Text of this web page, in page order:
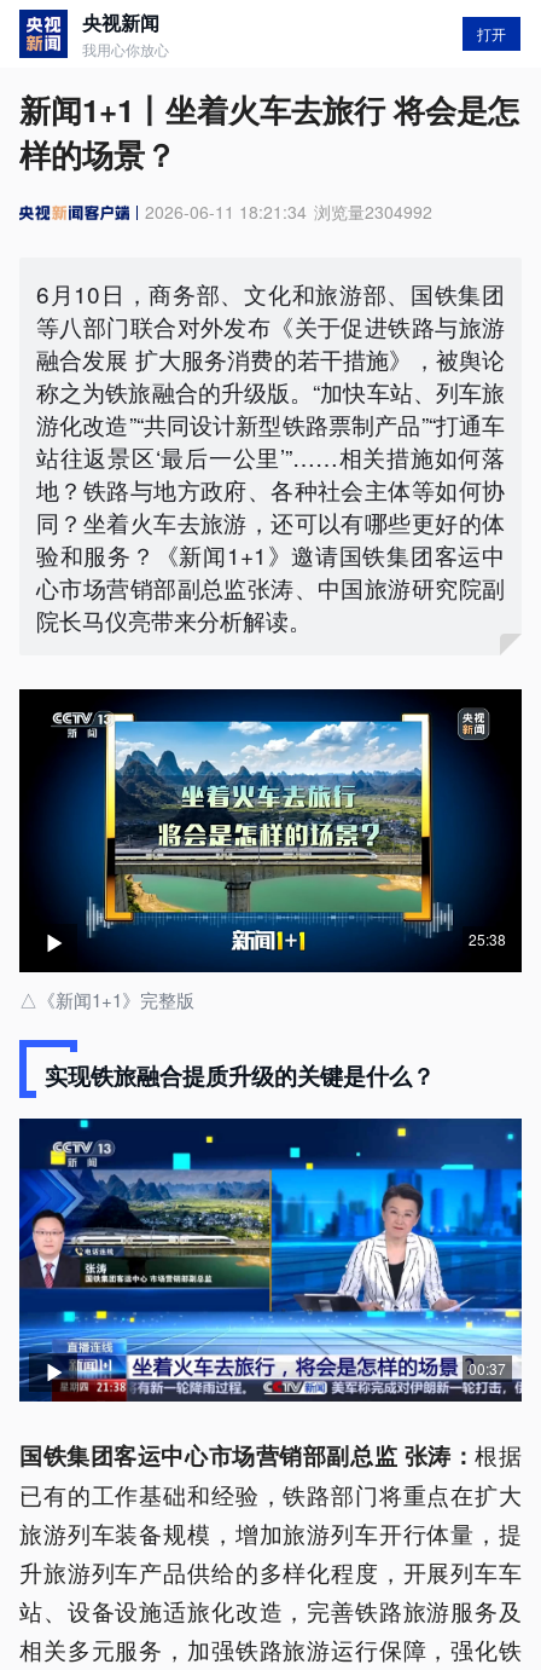
央视新闻
我用心你放心
打开
新闻1+1丨坐着火车去旅行 将会是怎
样的场景？
2026-06-11 18:21:34 浏览量2304992
6月10日，商务部、文化和旅游部、国铁集团
等八部门联合对外发布《关于促进铁路与旅游
融合发展 扩大服务消费的若干措施》，被舆论
称之为铁旅融合的升级版。“加快车站、列车旅
游化改造”“共同设计新型铁路票制产品”“打通车
站往返景区‘最后一公里’”……相关措施如何落
地？铁路与地方政府、各种社会主体等如何协
同？坐着火车去旅游，还可以有哪些更好的体
验和服务？《新闻1+1》邀请国铁集团客运中
心市场营销部副总监张涛、中国旅游研究院副
院长马仪亮带来分析解读。
25:38
△《新闻1+1》完整版
实现铁旅融合提质升级的关键是什么？
00:37
国铁集团客运中心市场营销部副总监 张涛：根据
已有的工作基础和经验，铁路部门将重点在扩大
旅游列车装备规模，增加旅游列车开行体量，提
升旅游列车产品供给的多样化程度，开展列车车
站、设备设施适旅化改造，完善铁路旅游服务及
相关多元服务，加强铁路旅游运行保障，强化铁